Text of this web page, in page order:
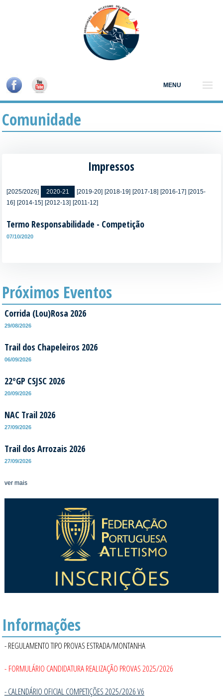
MENU
Comunidade
Impressos
[2025/2026] 2020-21 [2019-20] [2018-19] [2017-18] [2016-17] [2015-
16] [2014-15] [2012-13] [2011-12]
Termo Responsabilidade - Competição
07/10/2020
Próximos Eventos
Corrida (Lou)Rosa 2026
29/08/2026
Trail dos Chapeleiros 2026
06/09/2026
22ºGP CSJSC 2026
20/09/2026
NAC Trail 2026
27/09/2026
Trail dos Arrozais 2026
27/09/2026
ver mais
Informações
- REGULAMENTO TIPO PROVAS ESTRADA/MONTANHA
- FORMULÁRIO CANDIDATURA REALIZAÇÃO PROVAS 2025/2026
- CALENDÁRIO OFICIAL COMPETIÇÕES 2025/2026 V6